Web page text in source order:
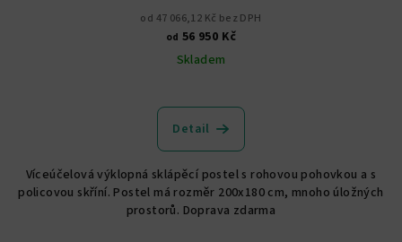
od 47 066,12 Kč bez DPH
od 56 950 Kč
Skladem
hodnocení
produktu
z
5
hvězdiček.
Detail
Víceúčelová výklopná sklápěcí postel s rohovou pohovkou a s
policovou skříní. Postel má rozměr 200x180 cm, mnoho úložných
prostorů. Doprava zdarma